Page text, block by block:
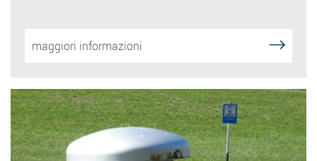
maggiori informazioni